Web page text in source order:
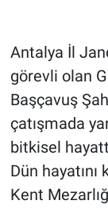
Antalya İl
görevli olan
Başçavuş
çatışmada
bitkisel
Dün hayatını
Kent